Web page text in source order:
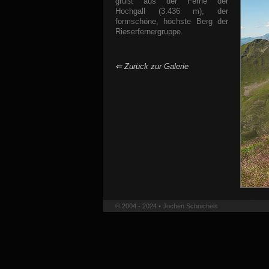
Hochgall (3.436 m), der
formschöne, höchste Berg der
Rieserfernergruppe.
⇐ Zurück zur Galerie
© 2004 - 2024 • Jochen Schnichels